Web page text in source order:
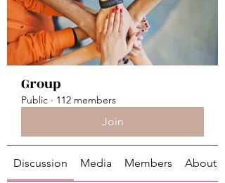
Group
Public · 112 members
Join
Discussion Media Members About